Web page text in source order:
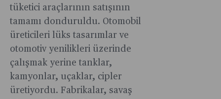
tüketici araçlarının satışının
tamamı donduruldu. Otomobil
üreticileri lüks tasarımlar ve
otomotiv yenilikleri üzerinde
çalışmak yerine tanklar,
kamyonlar, uçaklar, cipler
üretiyordu. Fabrikalar, savaş